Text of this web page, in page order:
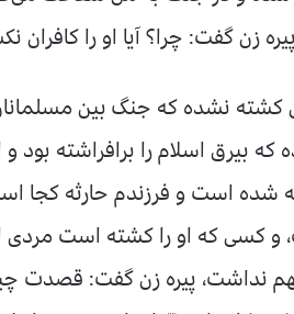
زن گفت: چرا؟ آیا او را كافران
كشته نشده كه جنگ بین
كه بیرق اسلام را برافراشته
است و فرزندم حارثه كجا
كسی كه او را كشته است مردی
نداشت، پیره زن گفت: قصدت